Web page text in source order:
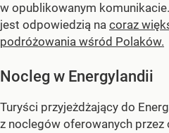
w opublikowanym
jest odpowiedzią na coraz
podróżowania wśród Polaków.
Nocleg w Energylandii
Turyści przyjeżdżający do
z noclegów oferowanych